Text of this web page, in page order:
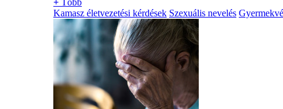
+ Több
Kamasz életvezetési kérdések Szexuális nevelés